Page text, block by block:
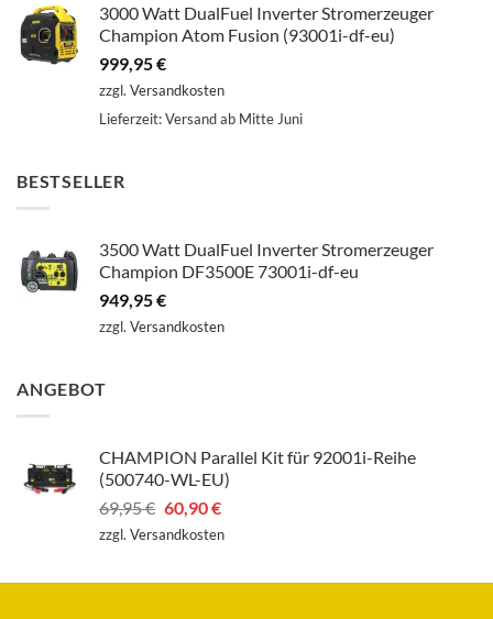
3000 Watt DualFuel Inverter Stromerzeuger
Champion Atom Fusion (93001i-df-eu)
999,95€
zzgl. Versandkosten
Lieferzeit:Versand ab Mitte Juni
BESTSELLER
3500 Watt DualFuel Inverter Stromerzeuger
Champion DF3500E 73001i-df-eu
949,95€
zzgl. Versandkosten
ANGEBOT
CHAMPION Parallel Kit für 92001i-Reihe
(500740-WL-EU)
69,95€ Ursprünglicher
Preis
60,90€Aktueller
Preis
zzgl. Versandkosten